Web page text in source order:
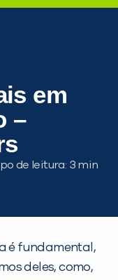
em
–
de leitura:
é fundamental,
deles, como,